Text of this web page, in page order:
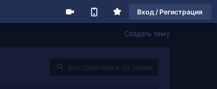
Вход / Регистрация
Создать тему